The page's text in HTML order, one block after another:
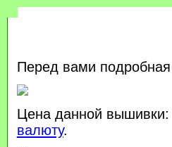
Перед вами
Цена данной вышивки:
валюту.